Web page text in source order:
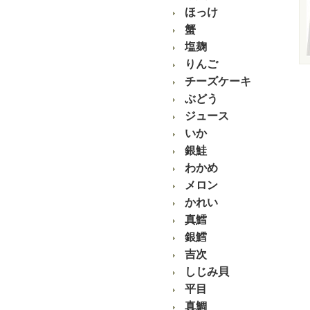
ほっけ
蟹
塩麹
りんご
チーズケーキ
ぶどう
ジュース
いか
銀鮭
わかめ
メロン
かれい
真鱈
銀鱈
吉次
しじみ貝
平目
真鯛